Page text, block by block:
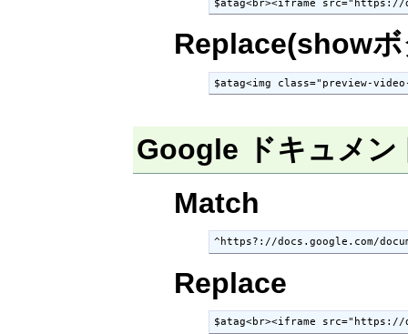
$atag<br><iframe src="https://
Replace(show
$atag<img class="preview-
Google ドキュメ
Match
^https?://docs.google.com/
Replace
$atag<br><iframe src="https://